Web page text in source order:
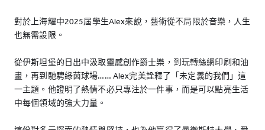
對於上海耀中2025屆學生Alex來說，藝術從不局限於音樂，人生
也無需設限。
從伊斯坦堡的日出中汲取靈感創作爵士樂，到玩轉絲網印刷和油
畫，再到馳騁綠茵球場…… Alex完美詮釋了「未定義的我們」這
一主題。他證明了熱情不必只專注於一件事，而是可以點亮生活
中每個領域的強大力量。